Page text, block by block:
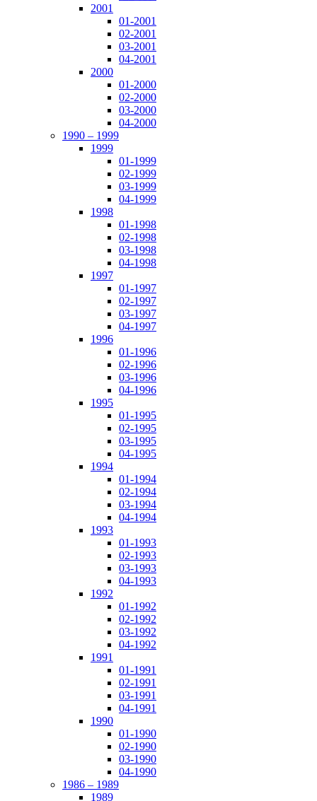
2001
01-2001
02-2001
03-2001
04-2001
2000
01-2000
02-2000
03-2000
04-2000
1990 – 1999
1999
01-1999
02-1999
03-1999
04-1999
1998
01-1998
02-1998
03-1998
04-1998
1997
01-1997
02-1997
03-1997
04-1997
1996
01-1996
02-1996
03-1996
04-1996
1995
01-1995
02-1995
03-1995
04-1995
1994
01-1994
02-1994
03-1994
04-1994
1993
01-1993
02-1993
03-1993
04-1993
1992
01-1992
02-1992
03-1992
04-1992
1991
01-1991
02-1991
03-1991
04-1991
1990
01-1990
02-1990
03-1990
04-1990
1986 – 1989
1989